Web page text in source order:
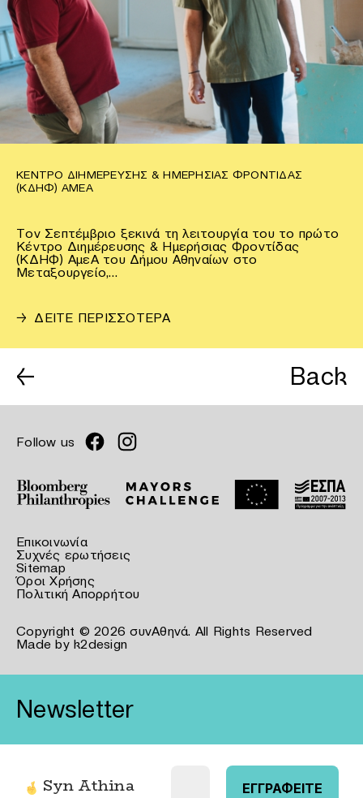
ΚΈΝΤΡΟ ΔΙΗΜΈΡΕΥΣΗΣ & ΗΜΕΡΉΣΙΑΣ ΦΡΟΝΤΊΔΑΣ
(ΚΔΗΦ) ΑΜΕΑ
Τον Σεπτέμβριο ξεκινά τη λειτουργία του το πρώτο
Κέντρο Διημέρευσης & Ημερήσιας Φροντίδας
(ΚΔΗΦ) ΑμεΑ του Δήμου Αθηναίων στο
Μεταξουργείο,…
→ ΔΕΙΤΕ ΠΕΡΙΣΣΟΤΕΡΑ
← Back
Follow us
Επικοινωνία
Συχνές ερωτήσεις
Sitemap
Όροι Χρήσης
Πολιτική Απορρήτου
Copyright © 2026 συνΑθηνά. All Rights Reserved
Made by k2design
Newsletter
Syn Athina